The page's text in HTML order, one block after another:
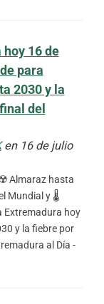
16 de
para
2030 y la
del
en 16 de julio
Almaraz hasta
Mundial y 🌡️
Extremadura hoy
y la fiebre por
al Día -